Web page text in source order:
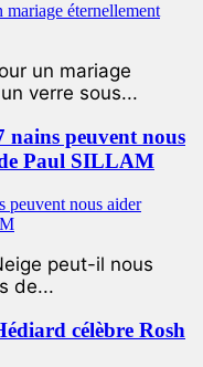
un mariage
verre sous...
nains peuvent nous
Paul SILLAM
peut-il nous
de...
célèbre Rosh